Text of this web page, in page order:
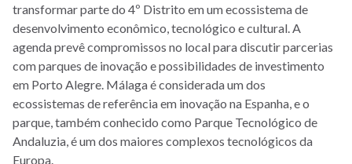
transformar parte do 4º Distrito em um ecossistema de
desenvolvimento econômico, tecnológico e cultural. A
agenda prevê compromissos no local para discutir parcerias
com parques de inovação e possibilidades de investimento
em Porto Alegre. Málaga é considerada um dos
ecossistemas de referência em inovação na Espanha, e o
parque, também conhecido como Parque Tecnológico de
Andaluzia, é um dos maiores complexos tecnológicos da
Europa.